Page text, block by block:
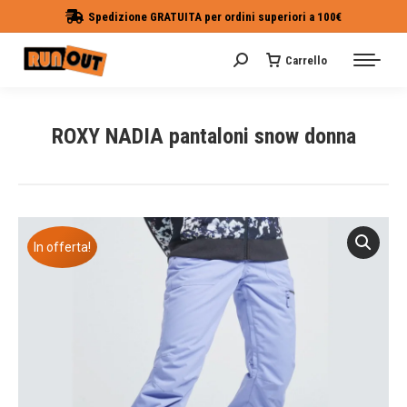
Spedizione GRATUITA per ordini superiori a 100€
Cerca: Carrello
ROXY NADIA pantaloni snow donna
In offerta!